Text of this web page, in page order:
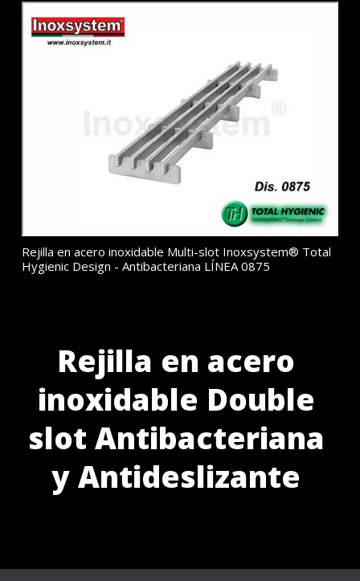
Rejilla en acero inoxidable Multi-slot Inoxsystem® Total
Hygienic Design - Antibacteriana LÍNEA 0875
Rejilla en acero
inoxidable Double
slot Antibacteriana
y Antideslizante